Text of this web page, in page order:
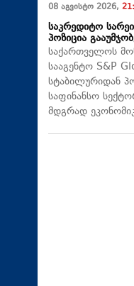
08 აგვისტო 2026,
საკრედიტო
პოზიცია
საქართველოს
სააგენტო S&P
სტაბილურიდან
საფინანსო
მდგრად